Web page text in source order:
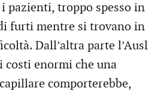
pazienti, troppo spesso in
furti mentre si trovano in
Dall’altra parte l’Ausl
costi enormi che una
comporterebbe,